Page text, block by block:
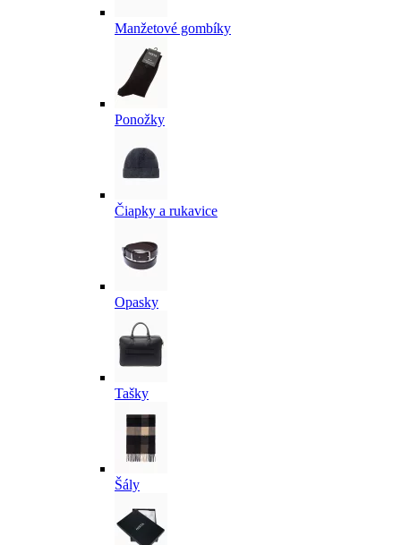
Manžetové gombíky
Ponožky
Čiapky a rukavice
Opasky
Tašky
Šály